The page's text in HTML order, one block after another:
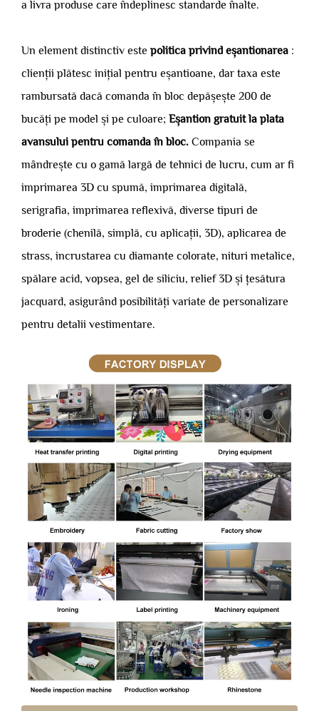
a livra produse care îndeplinesc standarde înalte.
Un element distinctiv este politica privind eșantionarea :
clienții plătesc inițial pentru eșantioane, dar taxa este
rambursată dacă comanda în bloc depășește 200 de
bucăți pe model și pe culoare; Eșantion gratuit la plata
avansului pentru comanda în bloc. Compania se
mândrește cu o gamă largă de tehnici de lucru, cum ar fi
imprimarea 3D cu spumă, imprimarea digitală,
serigrafia, imprimarea reflexivă, diverse tipuri de
broderie (chenilă, simplă, cu aplicații, 3D), aplicarea de
strass, incrustarea cu diamante colorate, nituri metalice,
spălare acid, vopsea, gel de siliciu, relief 3D și țesătura
jacquard, asigurând posibilități variate de personalizare
pentru detalii vestimentare.